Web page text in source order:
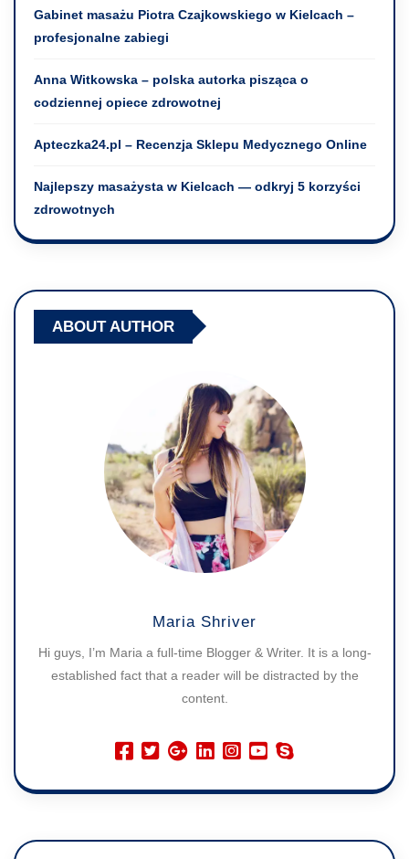
Gabinet masażu Piotra Czajkowskiego w Kielcach –
profesjonalne zabiegi
Anna Witkowska – polska autorka pisząca o
codziennej opiece zdrowotnej
Apteczka24.pl – Recenzja Sklepu Medycznego Online
Najlepszy masażysta w Kielcach — odkryj 5 korzyści
zdrowotnych
ABOUT AUTHOR
Maria Shriver
Hi guys, I’m Maria a full-time Blogger & Writer. It is a long-
established fact that a reader will be distracted by the
content.